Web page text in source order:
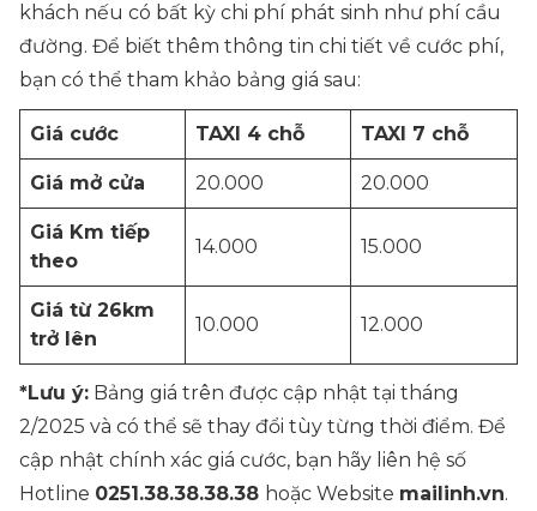
khách nếu có bất kỳ chi phí phát sinh như phí cầu
đường. Để biết thêm thông tin chi tiết về cước phí,
bạn có thể tham khảo bảng giá sau:
Giá cước TAXI 4 chỗ TAXI 7 chỗ
Giá mở cửa 20.000 20.000
Giá Km tiếp
theo
14.000 15.000
Giá từ 26km
trở lên
10.000 12.000
*Lưu ý: Bảng giá trên được cập nhật tại tháng
2/2025 và có thể sẽ thay đổi tùy từng thời điểm. Để
cập nhật chính xác giá cước, bạn hãy liên hệ số
Hotline 0251.38.38.38.38 hoặc Website mailinh.vn.